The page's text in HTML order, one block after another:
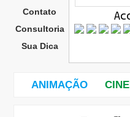
Contato
Consultoria
Sua Dica
ANIMAÇÃO